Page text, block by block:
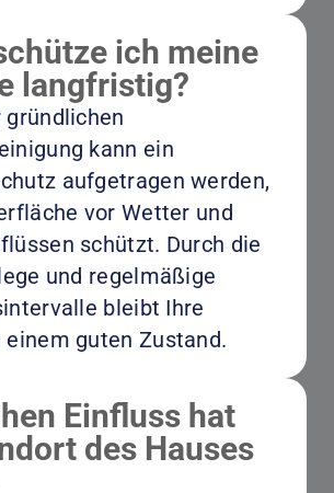
ich meine
langfristig?
gründlichen
kann ein
aufgetragen werden,
vor Wetter und
schützt. Durch die
und regelmäßige
bleibt Ihre
einem guten Zustand.
Einfluss hat
des Hauses